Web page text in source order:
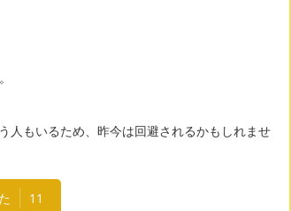
人もいるため、昨今は回避されるかもしれませ
11